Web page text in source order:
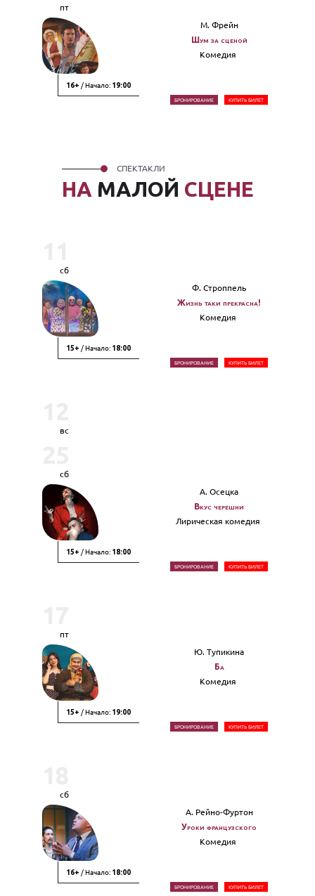
пт
16+ / Начало: 19:00
М. Фрейн
Шум за сценой
Комедия
БРОНИРОВАНИЕ КУПИТЬ БИЛЕТ
НА МАЛОЙ СЦЕНЕ
СПЕКТАКЛИ
сб
15+ / Начало: 18:00
Ф. Строппель
Жизнь таки прекрасна!
Комедия
БРОНИРОВАНИЕ КУПИТЬ БИЛЕТ
вс
сб
15+ / Начало: 18:00
А. Осецка
Вкус черешни
Лирическая комедия
БРОНИРОВАНИЕ КУПИТЬ БИЛЕТ
пт
15+ / Начало: 19:00
Ю. Тупикина
Ба
Комедия
БРОНИРОВАНИЕ КУПИТЬ БИЛЕТ
сб
16+ / Начало: 18:00
А. Рейно-Фуртон
Уроки французского
Комедия
БРОНИРОВАНИЕ КУПИТЬ БИЛЕТ